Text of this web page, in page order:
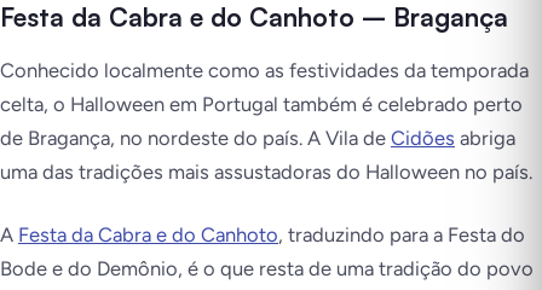
Festa da Cabra e do Canhoto – Bragança
Conhecido localmente como as festividades da temporada
celta, o Halloween em Portugal também é celebrado perto
de Bragança, no nordeste do país. A Vila de Cidões abriga
uma das tradições mais assustadoras do Halloween no país.
A Festa da Cabra e do Canhoto, traduzindo para a Festa do
Bode e do Demônio, é o que resta de uma tradição do povo